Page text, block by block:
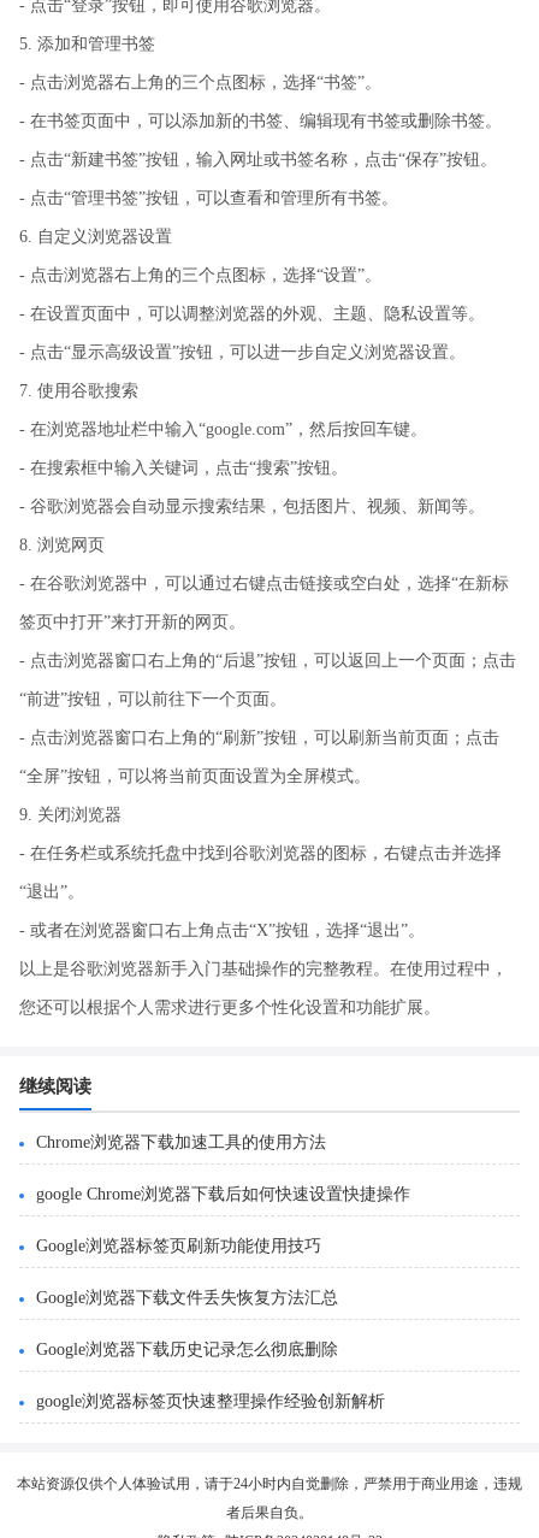
- 点击“登录”按钮，即可使用谷歌浏览器。
5. 添加和管理书签
- 点击浏览器右上角的三个点图标，选择“书签”。
- 在书签页面中，可以添加新的书签、编辑现有书签或删除书签。
- 点击“新建书签”按钮，输入网址或书签名称，点击“保存”按钮。
- 点击“管理书签”按钮，可以查看和管理所有书签。
6. 自定义浏览器设置
- 点击浏览器右上角的三个点图标，选择“设置”。
- 在设置页面中，可以调整浏览器的外观、主题、隐私设置等。
- 点击“显示高级设置”按钮，可以进一步自定义浏览器设置。
7. 使用谷歌搜索
- 在浏览器地址栏中输入“google.com”，然后按回车键。
- 在搜索框中输入关键词，点击“搜索”按钮。
- 谷歌浏览器会自动显示搜索结果，包括图片、视频、新闻等。
8. 浏览网页
- 在谷歌浏览器中，可以通过右键点击链接或空白处，选择“在新标
签页中打开”来打开新的网页。
- 点击浏览器窗口右上角的“后退”按钮，可以返回上一个页面；点击
“前进”按钮，可以前往下一个页面。
- 点击浏览器窗口右上角的“刷新”按钮，可以刷新当前页面；点击
“全屏”按钮，可以将当前页面设置为全屏模式。
9. 关闭浏览器
- 在任务栏或系统托盘中找到谷歌浏览器的图标，右键点击并选择
“退出”。
- 或者在浏览器窗口右上角点击“X”按钮，选择“退出”。
以上是谷歌浏览器新手入门基础操作的完整教程。在使用过程中，
您还可以根据个人需求进行更多个性化设置和功能扩展。
继续阅读
Chrome浏览器下载加速工具的使用方法
google Chrome浏览器下载后如何快速设置快捷操作
Google浏览器标签页刷新功能使用技巧
Google浏览器下载文件丢失恢复方法汇总
Google浏览器下载历史记录怎么彻底删除
google浏览器标签页快速整理操作经验创新解析
本站资源仅供个人体验试用，请于24小时内自觉删除，严禁用于商业用途，违规
者后果自负。